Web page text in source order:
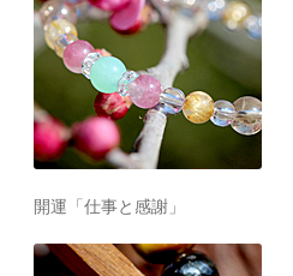
開運「仕事と感謝」